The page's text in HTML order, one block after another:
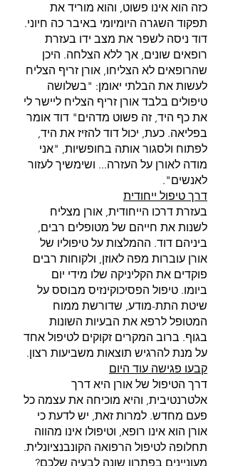
כזה הוא אינו פשוט, והוא מוריד את
תפקוד השגרה היומיומי באיבר כה חיוני.
דוד ניסה לשפר את מצב ידו בעזרת
רופאים שונים, אך ללא הצלחה. היכן
שהרופאים לא הצליחו, אורן זריף הצליח
לעשות את הבלתי יאומן: "בשלושה
טיפולים בלבד אורן זריף הצליח ליישר לי
את כף היד, זה פשוט מדהים" דוד אומר
בפליאה. כעת, יכול דוד להזיז את היד,
לפתוח ולסגור אותה בחופשיות, "אני
מודה לאורן על העזרה... ושימשיך לעזור
לאנשים".
דרך טיפול ייחודית
בעזרת דרכו הייחודית, אורן מצליח
לשנות את חייהם של מטופלים רבים,
ביניהם דוד. ההמלצות על טיפוליו של
אורן עוברות מפה לאוזן, ולקוחות רבים
פוקדים את הקליניקה שלו מידי יום
ביומו. טיפול הפסיכוקינזיס מבוסס על
שיטת התת-מודע, שדורשת ממוח
המטופל לרפא את הבעיות השונות
בגוף. ברוב המקרים זקוקים לטיפול אחד
על מנת להרגיש תוצאות משביעות רצון.
קבעו פגישה עוד היום
דרך הטיפול של אורן היא דרך
אלטרנטיבית, והיא מוכיחה את עצמה כל
פעם מחדש. למרות זאת, יש לדעת כי
אורן הוא אינו רופא, וטיפולו אינו מהווה
תחלופה לטיפול הרפואה הקונבנציונלית.
מעוניינים בפתרון שונה לבעיה שלכם?